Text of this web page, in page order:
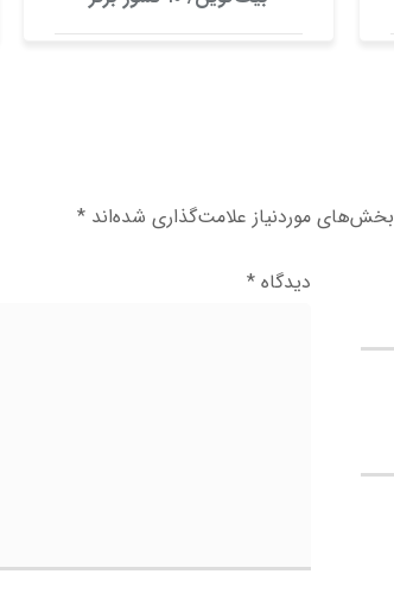
کدامند؟
بخش‌های موردنیاز علامت‌گذاری شده‌اند *
دیدگاه*